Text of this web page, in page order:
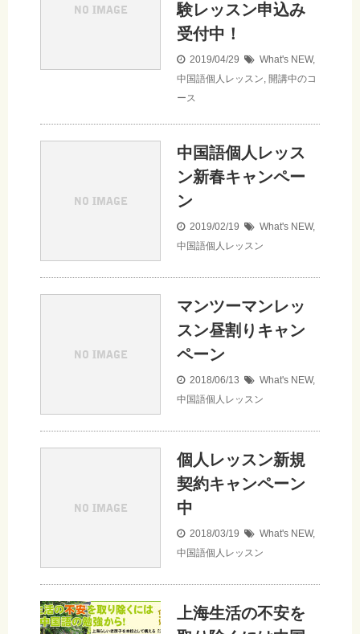
験レッスン申込み
受付中！
2019/04/29 What's NEW,
中国語個人レッスン, 開講中のコ
ース
中国語個人レッス
ン新春キャンペー
ン
2019/02/19 What's NEW,
中国語個人レッスン
マンツーマンレッ
スン昼割りキャン
ペーン
2018/06/13 What's NEW,
中国語個人レッスン
個人レッスン新規
契約キャンペーン
中
2018/03/19 What's NEW,
中国語個人レッスン
上海生活の不安を